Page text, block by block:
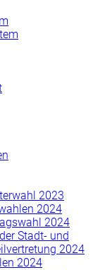
2023
2024
2024
Stadt- und
2024
2024